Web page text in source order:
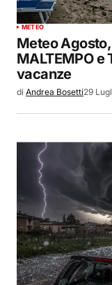
METEO
Meteo
MALTEMPO e
vacanze
di Andrea Bosetti29